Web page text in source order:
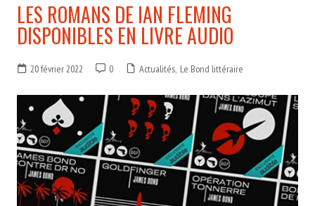
LES ROMANS DE IAN FLEMING
DISPONIBLES EN LIVRE AUDIO
20 février 2022 0 Actualités, Le Bond littéraire